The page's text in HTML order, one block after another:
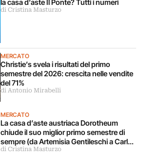
la casa d’aste Il Ponte? Tutti i numeri
di Cristina Masturzo
MERCATO
Christie’s svela i risultati del primo
semestre del 2026: crescita nelle vendite
del 71%
di Antonio Mirabelli
MERCATO
La casa d’aste austriaca Dorotheum
chiude il suo miglior primo semestre di
sempre (da Artemisia Gentileschi a Carla
Accardi)
di Cristina Masturzo